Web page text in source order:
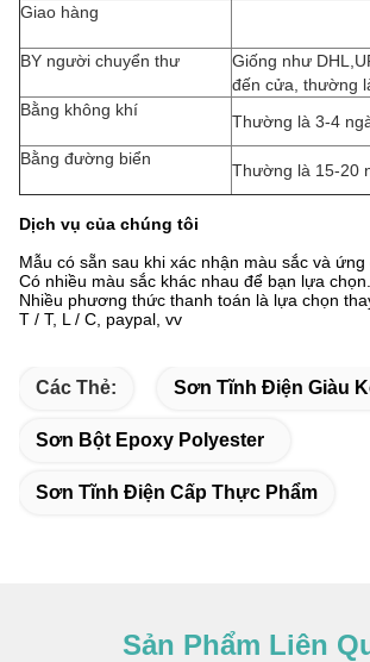
Giao hàng
BY người chuyển thư
Giống như
đến cửa, thường
Bằng không khí
Thường là 3-4
Bằng đường biển
Thường là 15-20
Dịch vụ của chúng tôi
Mẫu có sẵn sau khi xác nhận màu sắc và ứng
Có nhiều màu sắc khác nhau để bạn lựa chọn.
Nhiều phương thức thanh toán là lựa chọn
T / T, L / C, paypal, vv
Các Thẻ: Sơn Tĩnh Điện Giàu
Sơn Bột Epoxy Polyester
Sơn Tĩnh Điện Cấp Thực Phẩm
Sản Phẩm Liên